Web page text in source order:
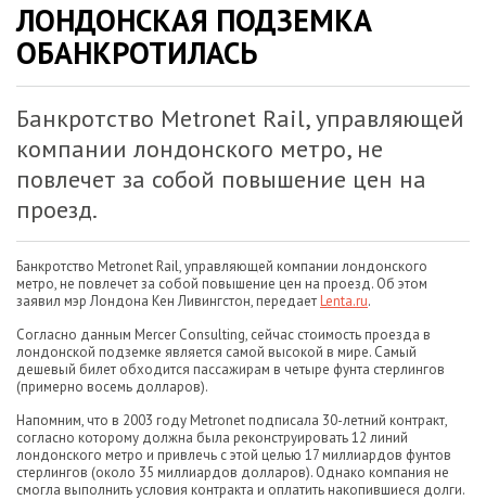
ЛОНДОНСКАЯ ПОДЗЕМКА
ОБАНКРОТИЛАСЬ
Банкротство Metronet Rail, управляющей
компании лондонского метро, не
повлечет за собой повышение цен на
проезд.
Банкротство Metronet Rail, управляющей компании лондонского
метро, не повлечет за собой повышение цен на проезд. Об этом
заявил мэр Лондона Кен Ливингстон, передаетLenta.ru.
Согласно данным Mercer Consulting, сейчас стоимость проезда в
лондонской подземке является самой высокой в мире. Самый
дешевый билет обходится пассажирам в четыре фунта стерлингов
(примерно восемь долларов).
Напомним, что в 2003 году Metronet подписала 30-летний контракт,
согласно которому должна была реконструировать 12 линий
лондонского метро и привлечь с этой целью 17 миллиардов фунтов
стерлингов (около 35 миллиардов долларов). Однако компания не
смогла выполнить условия контракта и оплатить накопившиеся долги.